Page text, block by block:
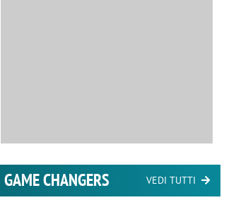
GAME CHANGERS VEDI TUTTI